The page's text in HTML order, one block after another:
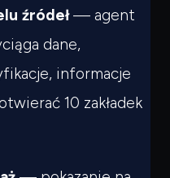
źródeł— agent
dane,
informacje
10 zakładek